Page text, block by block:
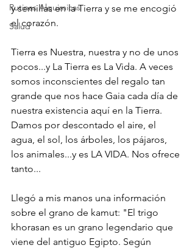
Rutinas Alquimicas
Salud
y semillas en la Tierra y se me encogió
el corazón.
Tierra es Nuestra, nuestra y no de unos
pocos...y La Tierra es La Vida. A veces
somos inconscientes del regalo tan
grande que nos hace Gaia cada día de
nuestra existencia aquí en la Tierra.
Damos por descontado el aire, el
agua, el sol, los árboles, los pájaros,
los animales...y es LA VIDA. Nos ofrece
tanto...
Llegó a mis manos una información
sobre el grano de kamut: "El trigo
khorasan es un grano legendario que
viene del antiguo Egipto. Según